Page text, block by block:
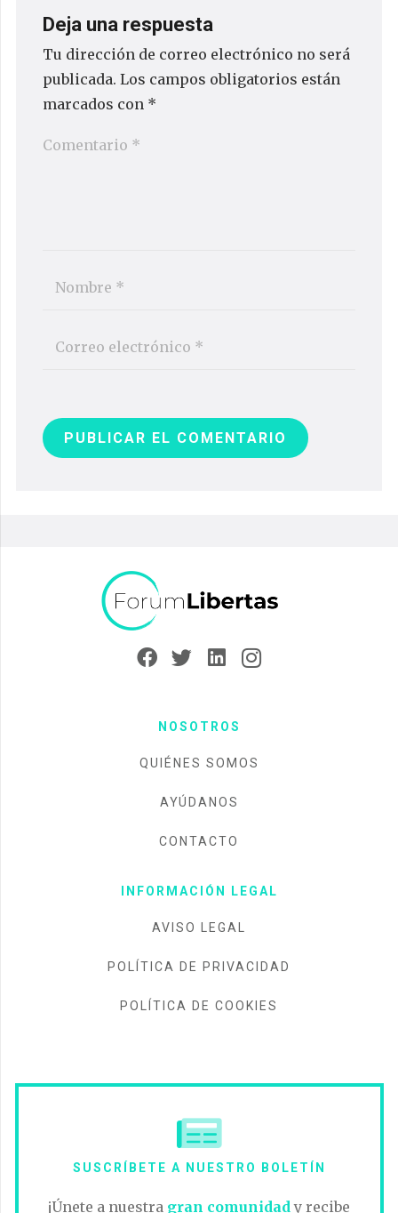
Deja una respuesta
Tu dirección de correo electrónico no será
publicada. Los campos obligatorios están
marcados con *
PUBLICAR EL COMENTARIO
NOSOTROS
QUIÉNES SOMOS
AYÚDANOS
CONTACTO
INFORMACIÓN LEGAL
AVISO LEGAL
POLÍTICA DE PRIVACIDAD
POLÍTICA DE COOKIES
SUSCRÍBETE A NUESTRO BOLETÍN
¡Únete a nuestra gran comunidad y recibe